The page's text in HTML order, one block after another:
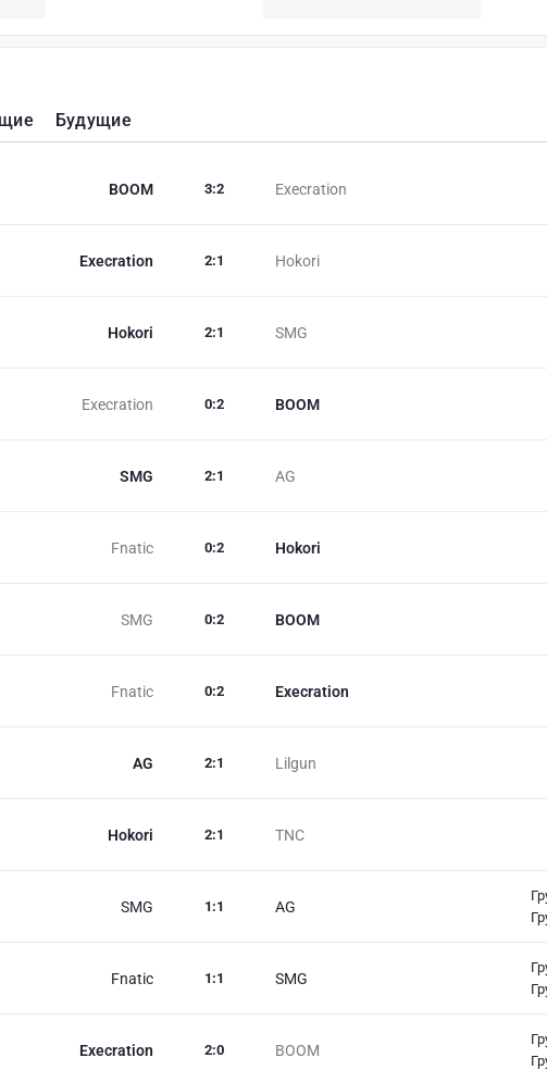
Будущие
BOOM Execration
3:2
Execration Hokori
2:1
Hokori SMG
2:1
Execration BOOM
0:2
SMG AG
2:1
Fnatic Hokori
0:2
SMG BOOM
0:2
Fnatic Execration
0:2
AG Lilgun
2:1
Hokori TNC
2:1
SMG AG
1 :1
Fnatic SMG
1 :1
Execration BOOM
2:0